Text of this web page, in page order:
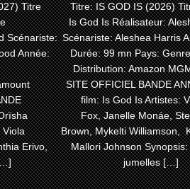
Titre
Scénariste:
Année:
Viola
Erivo,
Titre: IS GOD IS (2026)
Is God Is Réalisateur:
Scénariste: Aleshea Harris
Durée: 99 mn Pays:
Distribution: Amazon
SITE OFFICIEL BANDE
film: Is God Is Artistes:
Fox, Janelle Monáe,
Brown, Mykelti Williamson,
Mallori Johnson
jumelles […]